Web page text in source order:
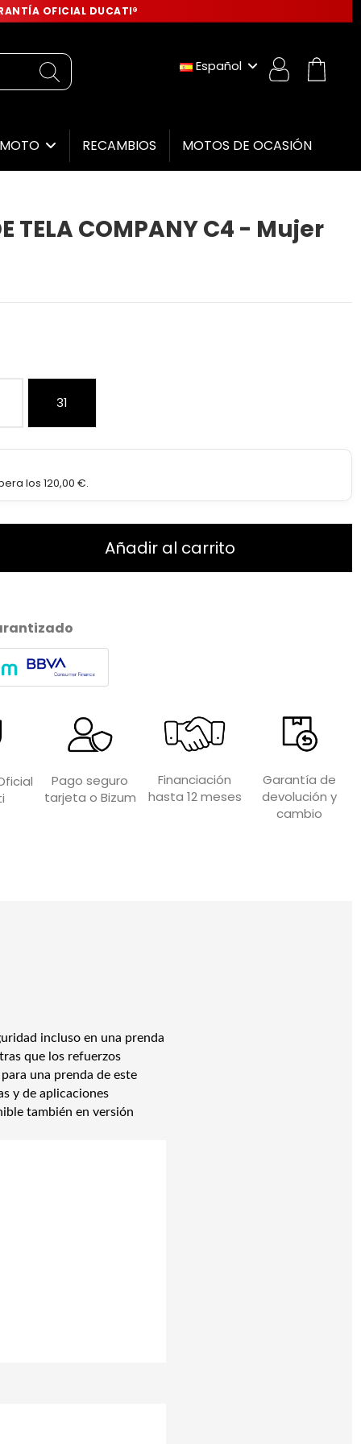
OFICIAL DUCATI®
Español
RECAMBIOS MOTOS DE OCASIÓN
TELA COMPANY C4 - Mujer
31
los 120,00 €.
Añadir al carrito
Pago seguro
tarjeta o Bizum
Financiación
hasta 12 meses
Garantía de
devolución y
cambio
incluso en una prenda
que los refuerzos
una prenda de este
y de aplicaciones
también en versión